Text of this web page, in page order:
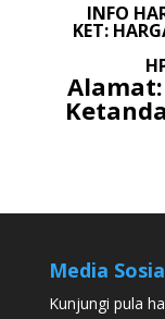
INFO
KET:
Alamat:
Media
Kunjungi pula